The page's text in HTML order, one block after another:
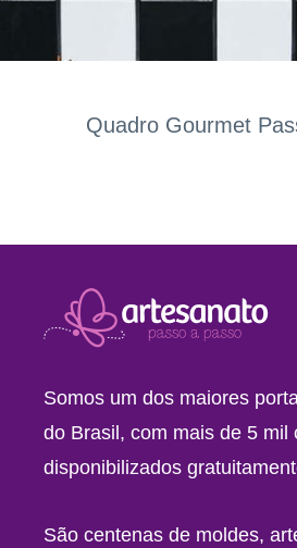
Quadro Gourmet
Somos um dos maiores
do Brasil, com mais de 5 mil
disponibilizados
São centenas de moldes,